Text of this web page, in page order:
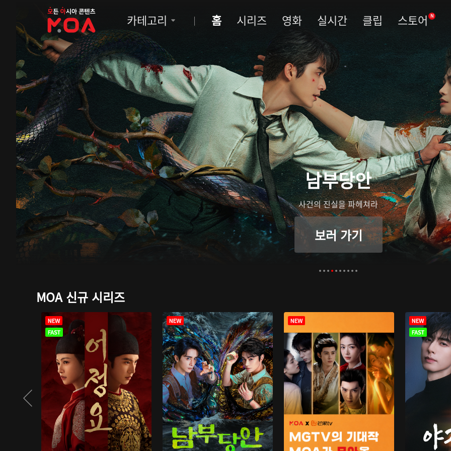
MOA
카테고리 홈 시리즈 영화 실시간 클립 스토어 N
남부당안
사건의 진실을 파헤쳐라
보러 가기
MOA 신규 시리즈